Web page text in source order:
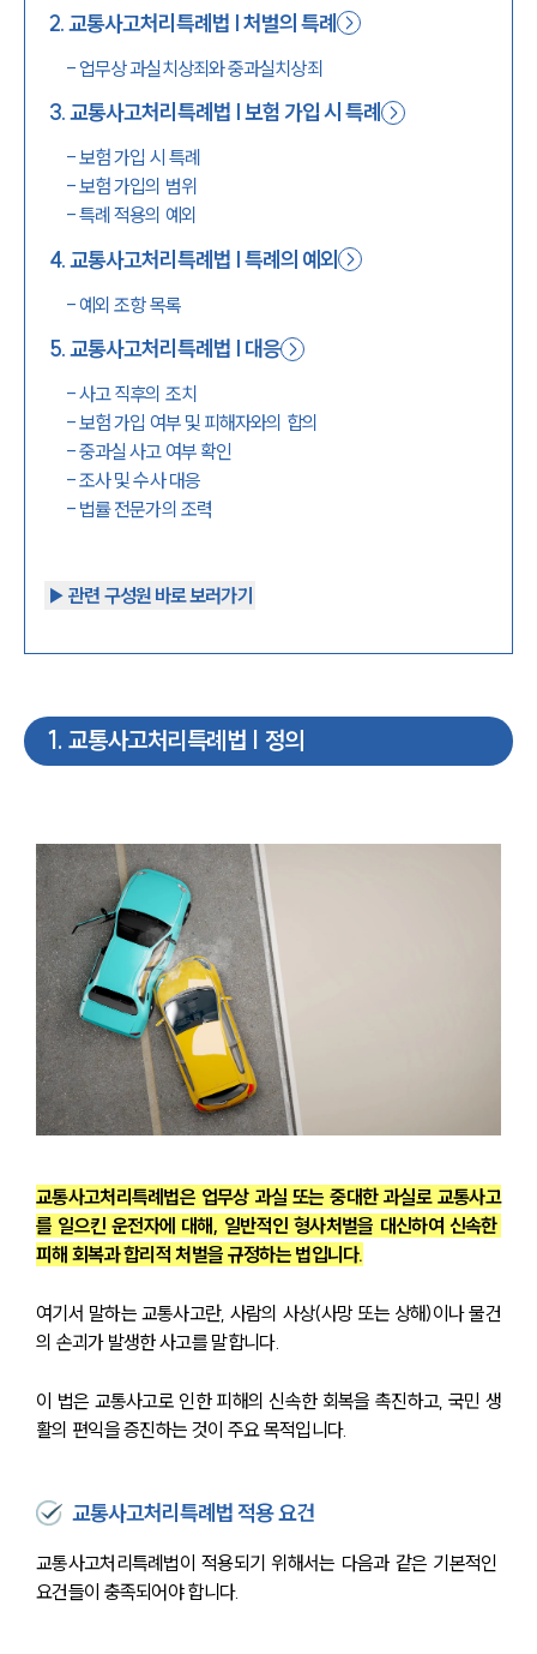
2.교통사고처리특례법 | 처벌의 특례
- 업무상 과실치상죄와 중과실치상죄
3.교통사고처리특례법 | 보험 가입 시 특례
-보험 가입 시 특례
-보험 가입의 범위
-특례 적용의 예외
4.교통사고처리특례법 | 특례의 예외
- 예외 조항 목록
5.교통사고처리특례법 | 대응
-사고 직후의 조치
-보험 가입 여부 및 피해자와의 합의
-중과실 사고 여부 확인
-조사 및 수사 대응
- 법률 전문가의 조력
▶︎ 관련 구성원 바로 보러가기
1 . 교통사고처리특례법 | 정의
교통사고처리특례법은 업무상 과실 또는 중대한 과실로 교통사고
를 일으킨 운전자에 대해, 일반적인 형사처벌을 대신하여 신속한
피해 회복과 합리적 처벌을 규정하는 법입니다.
여기서 말하는 교통사고란, 사람의 사상(사망 또는 상해)이나 물건
의 손괴가 발생한 사고를 말합니다.
이 법은 교통사고로 인한 피해의 신속한 회복을 촉진하고, 국민 생
활의 편익을 증진하는 것이 주요 목적입니다.
교통사고처리특례법 적용 요건
교통사고처리특례법이 적용되기 위해서는 다음과 같은 기본적인
요건들이 충족되어야 합니다.